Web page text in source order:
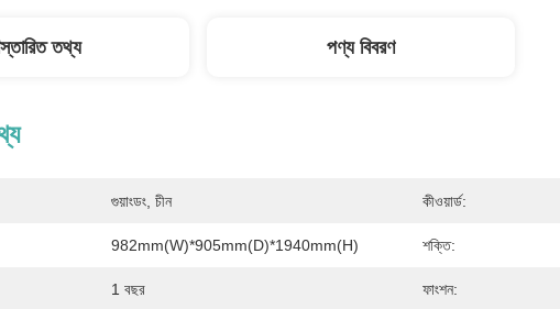
তথ্য পণ্য বিবরণ
গুয়াংডং, চীন কীওয়ার্ড:
982mm(W)*905mm(D)*1940mm(H) শক্তি:
1 বছর ফাংশন: